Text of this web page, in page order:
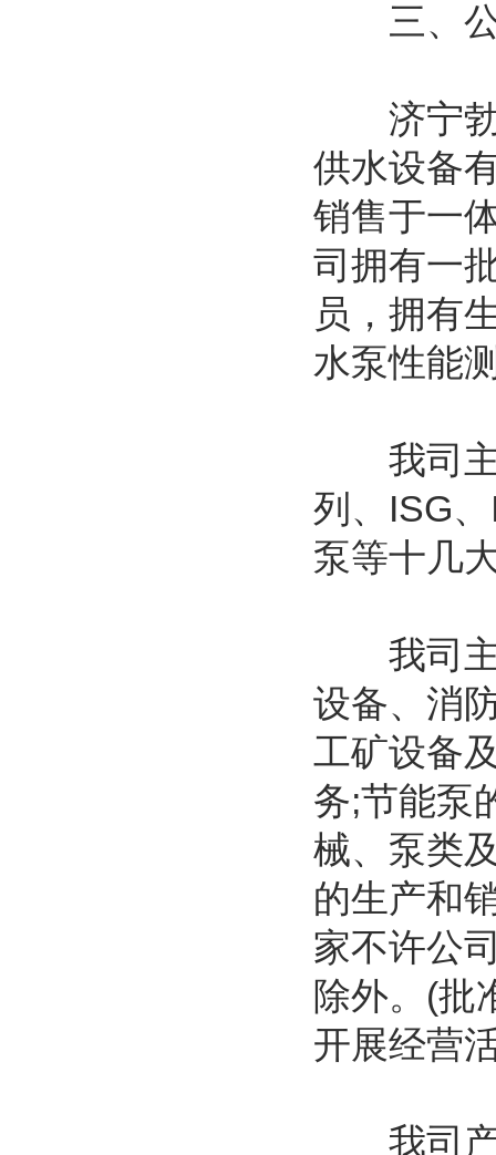
三、公
济宁勃
供水设备
销售于一
司拥有一
员，拥有
水泵性能
我司主
列、ISG
泵等十几
我司主
设备、消
工矿设备
务;节能泵
械、泵类
的生产和
家不许公
除外。(批
开展经营
我司产